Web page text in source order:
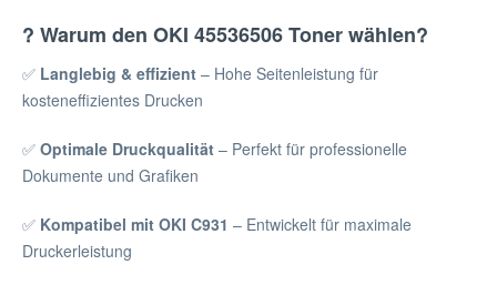
? Warum den OKI 45536506 Toner wählen?
✅ Langlebig & effizient – Hohe Seitenleistung für
kosteneffizientes Drucken
✅ Optimale Druckqualität – Perfekt für professionelle
Dokumente und Grafiken
✅ Kompatibel mit OKI C931 – Entwickelt für maximale
Druckerleistung